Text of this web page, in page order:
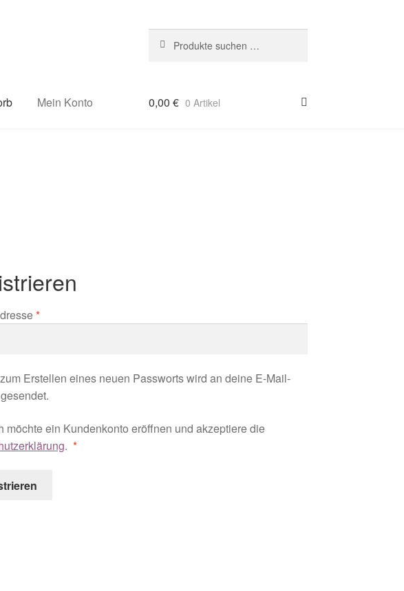
nach:
Mein Konto 0,00 € 0 Artikel
*Erforderlich
Erstellen eines neuen Passworts wird an deine E-Mail-
möchte ein Kundenkonto eröffnen und akzeptiere die
. *Erforderlich